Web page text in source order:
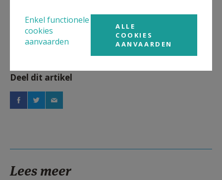
Deel dit artikel
Lees meer
Enkel functionele
cookies
aanvaarden
ALLE
COOKIES
AANVAARDEN